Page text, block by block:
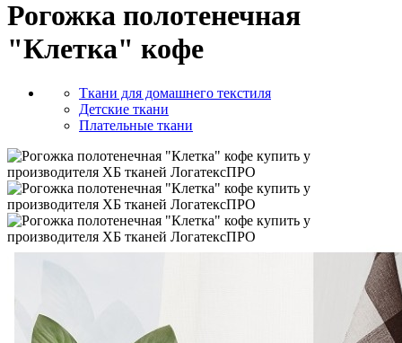
Рогожка полотенечная
"Клетка" кофе
Ткани для домашнего текстиля
Детские ткани
Плательные ткани